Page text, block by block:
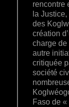
rencontre
la
des
création
charge
autre
critiquée
société
Faso de